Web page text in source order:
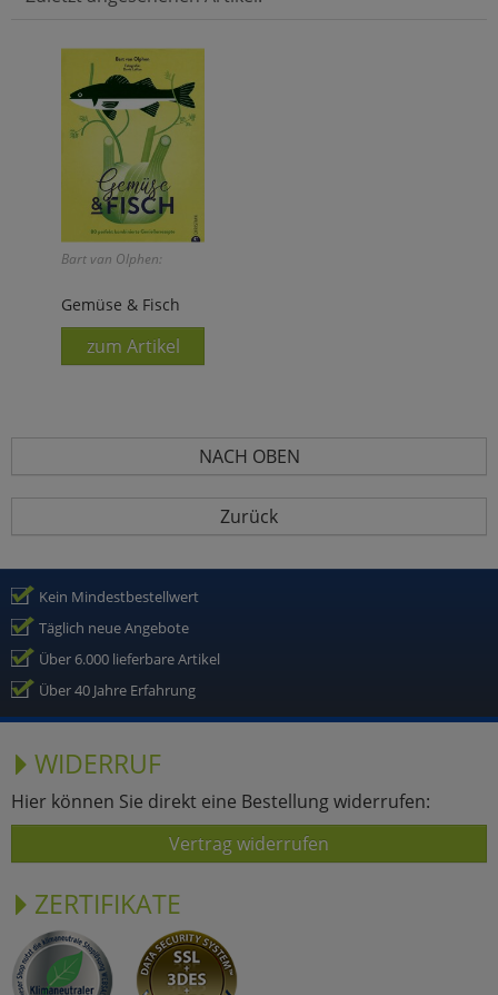
Bart van Olphen:
Gemüse & Fisch
zum Artikel
NACH OBEN
Zurück
Kein Mindestbestellwert
Täglich neue Angebote
Über 6.000 lieferbare Artikel
Über 40 Jahre Erfahrung
WIDERRUF
Hier können Sie direkt eine Bestellung widerrufen:
Vertrag widerrufen
ZERTIFIKATE